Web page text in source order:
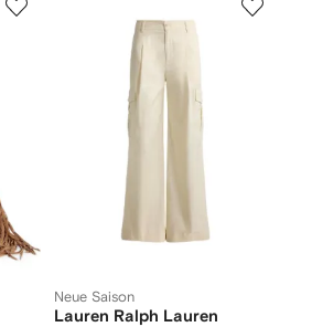
Neue Saison
Lauren Ralph Lauren